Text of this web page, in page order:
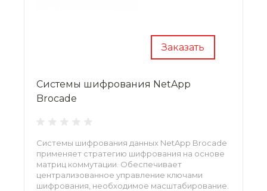
Заказать
Системы шифрования NetApp
Brocade
Системы шифрования данных NetApp Brocade
применяет стратегию шифрования на основе
матриц коммутации. Обеспечивает
централизованное управление ключами
шифрования, необходимое масштабирование.